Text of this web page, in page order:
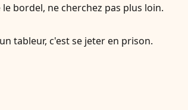
bordel, ne cherchez pas plus loin.
tableur, c'est se jeter en prison.